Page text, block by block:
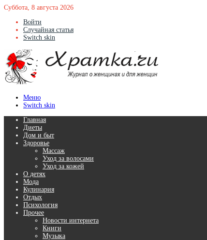
Суббота, 8 августа 2026
Войти
Случайная статья
Switch skin
Меню
Switch skin
Главная
Диеты
Дом и быт
Здоровье
Массаж
Уход за волосами
Уход за кожей
О детях
Мода
Кулинария
Отдых
Психология
Прочее
Новости интернета
Книги
Музыка